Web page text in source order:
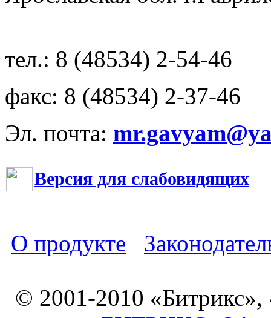
тел.: 8 (48534) 2-54-46
факс: 8 (48534) 2-37-46
Эл. почта:
Версия для слабовидящих
О продукте
© 2001-2010 «Битрикс»,